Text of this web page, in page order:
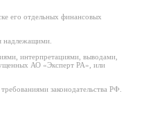
его отдельных финансовых
надлежащими.
интерпретациями, выводами,
АО «Эксперт РА», или
законодательства РФ.